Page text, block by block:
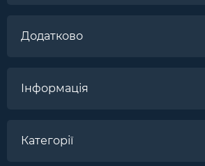
Додатково
Інформація
Категорії